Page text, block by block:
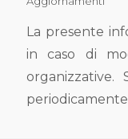
La presente
in caso di